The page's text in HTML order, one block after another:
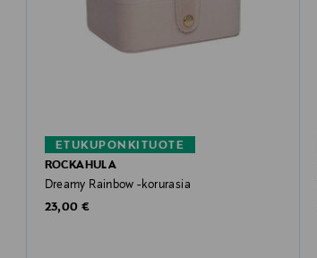
ETUKUPONKITUOTE
ROCKAHULA
Dreamy Rainbow -korurasia
Original Price
23,00 €